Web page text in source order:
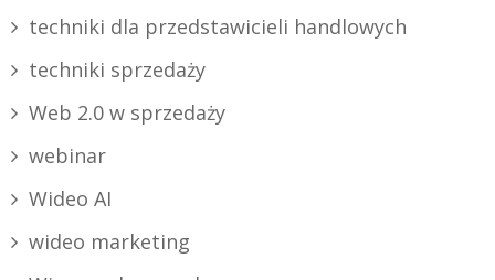
techniki dla przedstawicieli handlowych
techniki sprzedaży
Web 2.0 w sprzedaży
webinar
Wideo AI
wideo marketing